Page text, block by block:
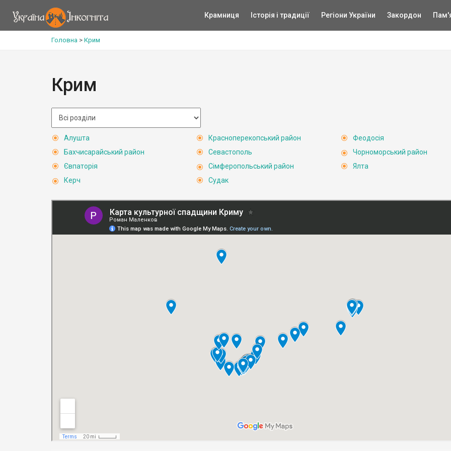
Крамниця Історія і традиції Регіони України Закордон
Головна > Крим
Крим
Алушта
Бахчисарайський район
Євпаторія
Керч
Красноперекопський район
Севастополь
Сімферопольський район
Судак
Феодосія
Чорноморський район
Ялта